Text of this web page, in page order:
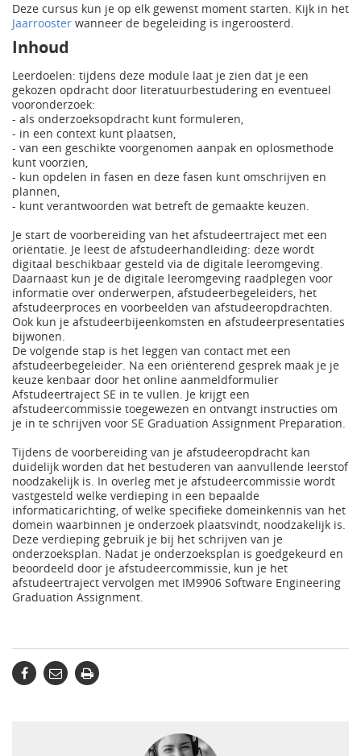
Deze cursus kun je op elk gewenst moment starten. Kijk in het
Jaarrooster wanneer de begeleiding is ingeroosterd.
Inhoud
Leerdoelen: tijdens deze module laat je zien dat je een
gekozen opdracht door literatuurbestudering en eventueel
vooronderzoek:
- als onderzoeksopdracht kunt formuleren,
- in een context kunt plaatsen,
- van een geschikte voorgenomen aanpak en oplosmethode
kunt voorzien,
- kun opdelen in fasen en deze fasen kunt omschrijven en
plannen,
- kunt verantwoorden wat betreft de gemaakte keuzen.
Je start de voorbereiding van het afstudeertraject met een
oriëntatie. Je leest de afstudeerhandleiding: deze wordt
digitaal beschikbaar gesteld via de digitale leeromgeving.
Daarnaast kun je de digitale leeromgeving raadplegen voor
informatie over onderwerpen, afstudeerbegeleiders, het
afstudeerproces en voorbeelden van afstudeeropdrachten.
Ook kun je afstudeerbijeenkomsten en afstudeerpresentaties
bijwonen.
De volgende stap is het leggen van contact met een
afstudeerbegeleider. Na een oriënterend gesprek maak je je
keuze kenbaar door het online aanmeldformulier
Afstudeertraject SE in te vullen. Je krijgt een
afstudeercommissie toegewezen en ontvangt instructies om
je in te schrijven voor SE Graduation Assignment Preparation.
Tijdens de voorbereiding van je afstudeeropdracht kan
duidelijk worden dat het bestuderen van aanvullende leerstof
noodzakelijk is. In overleg met je afstudeercommissie wordt
vastgesteld welke verdieping in een bepaalde
informaticarichting, of welke specifieke domeinkennis van het
domein waarbinnen je onderzoek plaatsvindt, noodzakelijk is.
Deze verdieping gebruik je bij het schrijven van je
onderzoeksplan. Nadat je onderzoeksplan is goedgekeurd en
beoordeeld door je afstudeercommissie, kun je het
afstudeertraject vervolgen met IM9906 Software Engineering
Graduation Assignment.